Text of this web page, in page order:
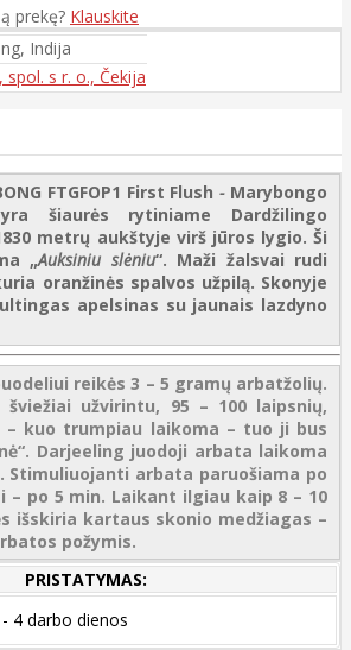
prekę? Klauskite
Indija
spol. s r. o., Čekija
FTGFOP1 First Flush - Marybongo
šiaurės rytiniame Dardžilingo
metrų aukštyje virš jūros lygio. Ši
„Auksiniu slėniu“. Maži žalsvai rudi
oranžinės spalvos užpilą. Skonyje
apelsinas su jaunais lazdyno
reikės 3 – 5 gramų arbatžolių.
šviežiai užvirintu, 95 – 100 laipsnių,
– kuo trumpiau laikoma – tuo ji bus
Darjeeling juodoji arbata laikoma
Stimuliuojanti arbata paruošiama po
– po 5 min. Laikant ilgiau kaip 8 – 10
išskiria kartaus skonio medžiagas –
požymis.
PRISTATYMAS:
4 darbo dienos